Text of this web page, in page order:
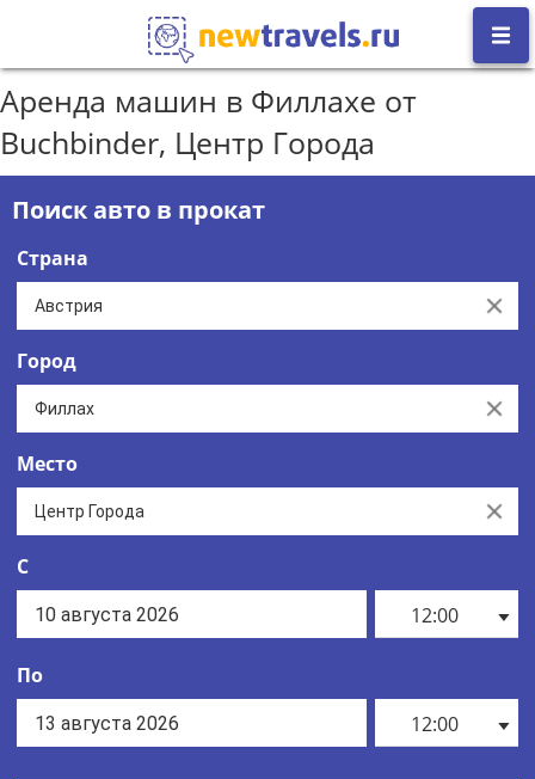
Аренда машин в Филлахе от
Buchbinder, Центр Города
Поиск авто в прокат
Страна
Clear
Город
Clear
Место
Clear
С
12:00
По
12:00